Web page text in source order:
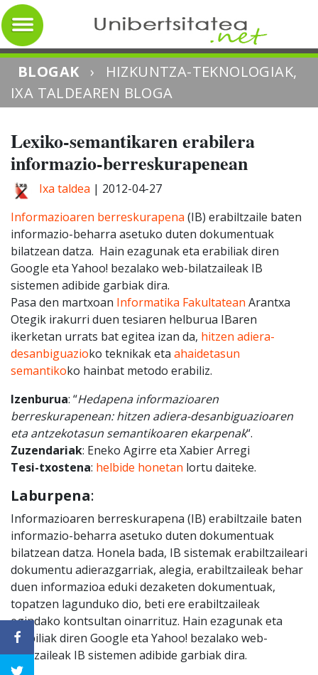
BLOGAK ›
HIZKUNTZA-TEKNOLOGIAK,
IXA TALDEAREN BLOGA
Lexiko-semantikaren erabilera
informazio-berreskurapenean
Ixa taldea | 2012-04-27
Informazioaren berreskurapena (IB) erabiltzaile baten
informazio-beharra asetuko duten dokumentuak
bilatzean datza. Hain ezagunak eta erabiliak diren
Google eta Yahoo! bezalako web-bilatzaileak IB
sistemen adibide garbiak dira.
Pasa den martxoan Informatika Fakultatean Arantxa
Otegik irakurri duen tesiaren helburua IBaren
ikerketan urrats bat egitea izan da, hitzen adiera-
desanbiguazioko teknikak eta ahaidetasun
semantikoko hainbat metodo erabiliz.
Izenburua: “Hedapena informazioaren
berreskurapenean: hitzen adiera-desanbiguazioaren
eta antzekotasun semantikoaren ekarpenak“.
Zuzendariak: Eneko Agirre eta Xabier Arregi
Tesi-txostena: helbide honetan lortu daiteke.
Laburpena:
Informazioaren berreskurapena (IB) erabiltzaile baten
informazio-beharra asetuko duten dokumentuak
bilatzean datza. Honela bada, IB sistemak erabiltzaileari
dokumentu adierazgarriak, alegia, erabiltzaileak behar
duen informazioa eduki dezaketen dokumentuak,
topatzen lagunduko dio, beti ere erabiltzaileak
egindako kontsultan oinarrituz. Hain ezagunak eta
erabiliak diren Google eta Yahoo! bezalako web-
bilatzaileak IB sistemen adibide garbiak dira.